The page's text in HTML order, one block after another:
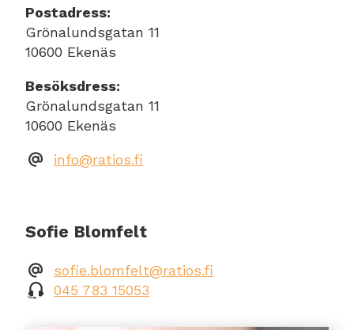
Postadress:
Grönalundsgatan 11
10600 Ekenäs
Besöksdress:
Grönalundsgatan 11
10600 Ekenäs
info@ratios.fi
Sofie Blomfelt
sofie.blomfelt@ratios.fi
045 783 15053